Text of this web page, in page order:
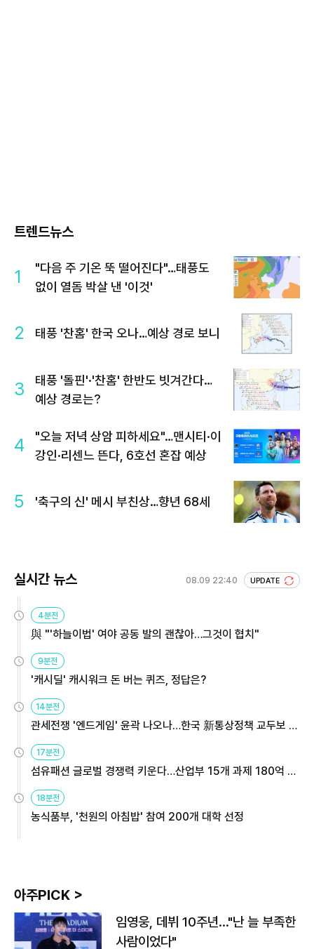
트렌드뉴스
1
"다음 주 기온 뚝 떨어진다"…태풍도
없이 열돔 박살 낸 '이것'
2 태풍 '찬홈' 한국 오나…예상 경로 보니
3
태풍 '돌핀'·'찬홈' 한반도 빗겨간다…
예상 경로는?
4
"오늘 저녁 상암 피하세요"…맨시티·이
강인·리센느 뜬다, 6호선 혼잡 예상
5 '축구의 신' 메시 부친상…향년 68세
실시간 뉴스 08.09 22:40 UPDATE
4분전
與 "'하늘이법' 여야 공동 발의 괜찮아…그것이 협치"
9분전
'캐시딜' 캐시워크 돈 버는 퀴즈, 정답은?
14분전
관세전쟁 '엔드게임' 윤곽 나오나…한국 新통상정책 교두보 활
17분전
섬유패션 글로벌 경쟁력 키운다…산업부 15개 과제 180억 지
18분전
농식품부, '천원의 아침밥' 참여 200개 대학 선정
아주PICK >
임영웅, 데뷔 10주년…"난 늘 부족한
사람이었다"